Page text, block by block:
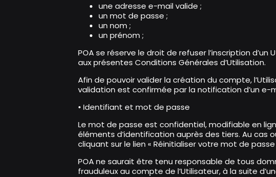
une adresse e-mail valide ;
un mot de passe ;
un nom ;
un prénom ;
POA se réserve le droit de refuser l’inscription
aux présentes Conditions Générales d’Utilisation.
Afin de pouvoir valider la création du compte,
validation est confirmée par la notification d’un e-
• Identifiant et mot de passe
Le mot de passe est confidentiel, modifiable en
éléments d’identification auprès des tiers. Au cas
cliquant sur le lien « Réinitialiser votre mot de passe
POA ne saurait être tenu responsable de tous
frauduleux au compte de l’Utilisateur, à la suite